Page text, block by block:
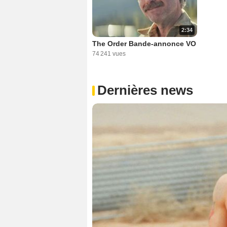
2:34
The Order Bande-annonce VO
74 241 vues
Dernières news